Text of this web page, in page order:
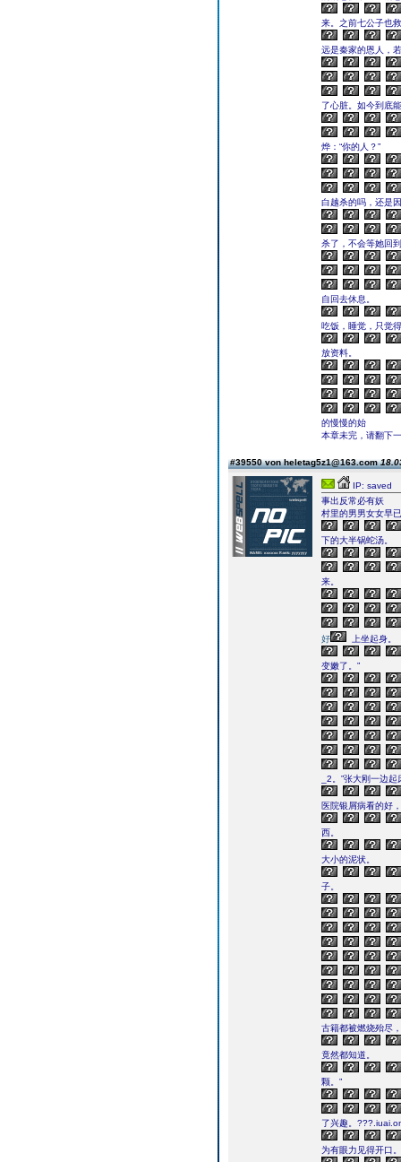
来。之前七公子也
远是秦家的恩人，
了心脏。如今到底
烨：“你的人？”
白越杀的吗，还是
杀了，不会等她回
自回去休息。
吃饭，睡觉，只觉
放资料。
的慢慢的始
本章未完，请翻下
#39550 von heletag5z1@163.com
IP: saved
事出反常必有妖
村里的男男女女早
下的大半锅蛇汤。
来。
好 上坐起身。
变嫩了。”
_2。”张大刚一边
医院银屑病看的好
西。
大小的泥状。
子。
古籍都被燃烧殆尽
竟然都知道。
颗。”
了兴趣。
为有眼力见得开口。